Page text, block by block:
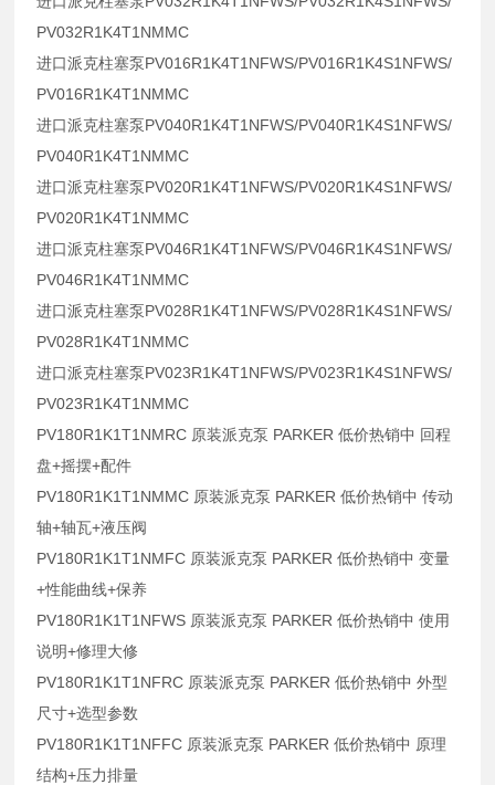
PV032R1K4T1NMMC
进口派克柱塞泵PV016R1K4T1NFWS/PV016R1K4S1NFWS/
PV016R1K4T1NMMC
进口派克柱塞泵PV040R1K4T1NFWS/PV040R1K4S1NFWS/
PV040R1K4T1NMMC
进口派克柱塞泵PV020R1K4T1NFWS/PV020R1K4S1NFWS/
PV020R1K4T1NMMC
进口派克柱塞泵PV046R1K4T1NFWS/PV046R1K4S1NFWS/
PV046R1K4T1NMMC
进口派克柱塞泵PV028R1K4T1NFWS/PV028R1K4S1NFWS/
PV028R1K4T1NMMC
进口派克柱塞泵PV023R1K4T1NFWS/PV023R1K4S1NFWS/
PV023R1K4T1NMMC
PV180R1K1T1NMRC 原装派克泵 PARKER 低价热销中 回程
盘+摇摆+配件
PV180R1K1T1NMMC 原装派克泵 PARKER 低价热销中 传动
轴+轴瓦+液压阀
PV180R1K1T1NMFC 原装派克泵 PARKER 低价热销中 变量
+性能曲线+保养
PV180R1K1T1NFWS 原装派克泵 PARKER 低价热销中 使用
说明+修理大修
PV180R1K1T1NFRC 原装派克泵 PARKER 低价热销中 外型
尺寸+选型参数
PV180R1K1T1NFFC 原装派克泵 PARKER 低价热销中 原理
结构+压力排量